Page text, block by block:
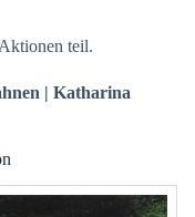
teil.
| Katharina